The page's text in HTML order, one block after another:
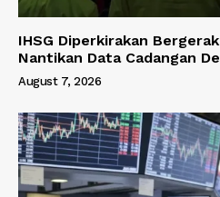
IHSG Diperkirakan
Nantikan Data Cadangan
August 7, 2026